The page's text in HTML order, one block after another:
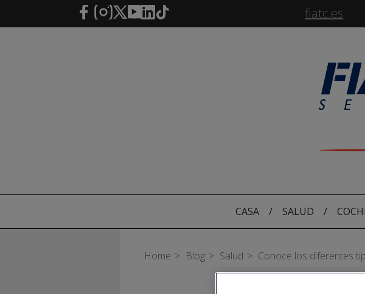
Saltar al contenido principal fiatc.es
CASA / SALUD /
Home Blog Salud Conoce los diferentes